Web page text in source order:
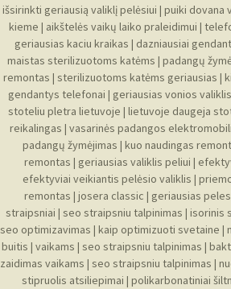
išsirinkti geriausią valiklį pelėsiui | puiki dovana
kieme | aikštelės vaikų laiko praleidimui |
geriausias kaciu kraikas | dazniausiai
maistas sterilizuotoms katėms | padangų
remontas | sterilizuotoms katėms geriausias |
gendantys telefonai | geriausias vonios valiklis
stoteliu pletra lietuvoje | lietuvoje daugeja
reikalingas | vasarinės padangos
padangų žymėjimas | kuo naudingas
remontas | geriausias valiklis peliui |
efektyviai veikiantis pelėsio valiklis |
remontas | josera classic | geriausias
straipsniai | seo straipsniu talpinimas | isorinis
seo optimizavimas | kaip optimizuoti svetaine |
buitis | vaikams | seo straipsniu talpinimas |
zaidimas vaikams | seo straipsniu talpinimas |
stipruolis atsiliepimai | polikarbonatiniai